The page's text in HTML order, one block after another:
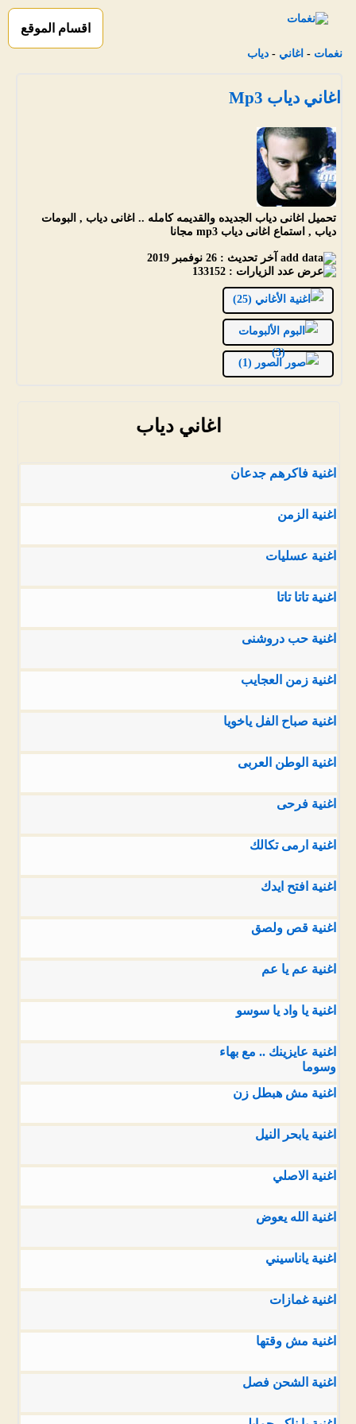
اقسام الموقع
نغمات - اغاني - دياب
اغاني دياب Mp3
تحميل اغانى دياب الجديده والقديمه كامله .. اغانى دياب , البومات
دياب , استماع اغانى دياب mp3 مجانا
آخر تحديث : 26 نوفمبر 2019
عدد الزيارات : 133152
الأغاني (25)
الألبومات
(3)
الصور (1)
اغاني دياب
اغنية فاكرهم جدعان
اغنية الزمن
اغنية عسليات
اغنية تاتا تاتا
اغنية حب دروشنى
اغنية زمن العجايب
اغنية صباح الفل ياخويا
اغنية الوطن العربى
اغنية فرحى
اغنية ارمى تكالك
اغنية افتح ايدك
اغنية قص ولصق
اغنية عم يا عم
اغنية يا واد يا سوسو
اغنية عايزينك .. مع بهاء
وسوما
اغنية مش هبطل زن
اغنية يابحر النيل
اغنية الاصلي
اغنية الله يعوض
اغنية ياناسيني
اغنية غمازات
اغنية مش وقتها
اغنية الشحن فصل